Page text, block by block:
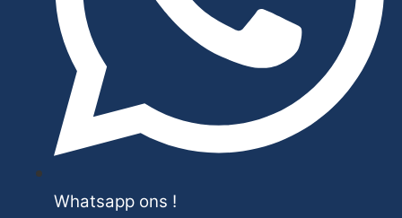
Whatsapp ons !